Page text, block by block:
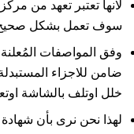
لانها تعتبر تعهد من
سوف تعمل بشكل
ضامن للاجزاء
خلل اوتلف بالشاشة
لهذا نحن نرى بأن